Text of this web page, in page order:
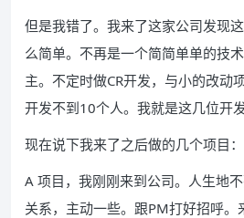
但是我错了。我来了这家公司发现
么简单。不再是一个简简单单的技
主。不定时做CR开发，与小的改动
开发不到10个人。我就是这几位开
现在说下我来了之后做的几个项目：
A 项目，我刚刚来到公司。人生地
关系，主动一些。跟PM打好招呼。